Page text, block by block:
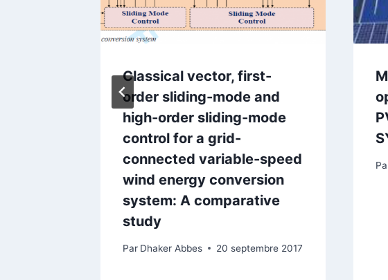
Classical vector, first-
order sliding-mode and
high-order sliding-mode
control for a grid-
connected variable-speed
wind energy conversion
system: A comparative
study
Par Dhaker Abbes 20 septembre 2017